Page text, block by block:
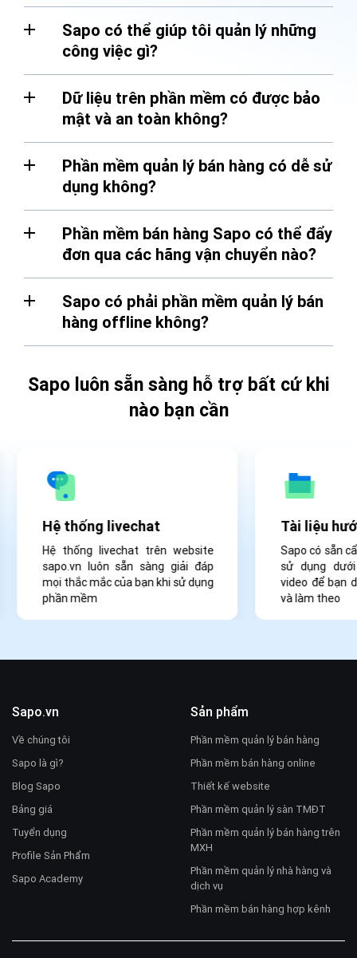
Sapo có thể giúp tôi quản lý những
công việc gì?
Dữ liệu trên phần mềm có được bảo
mật và an toàn không?
Phần mềm quản lý bán hàng có dễ sử
dụng không?
Phần mềm bán hàng Sapo có thể đẩy
đơn qua các hãng vận chuyển nào?
Sapo có phải phần mềm quản lý bán
hàng offline không?
Sapo luôn sẵn sàng hỗ trợ bất cứ khi
nào bạn cần
Hệ thống livechat
Hệ thống livechat trên website
sapo.vn luôn sẵn sàng giải đáp
mọi thắc mắc của bạn khi sử dụng
phần mềm
Tài liệu
Sapo có sẵn
sử dụng
video để bạn
và làm theo
Sapo.vn
Về chúng tôi
Sapo là gì?
Blog Sapo
Bảng giá
Tuyển dụng
Profile Sản Phẩm
Sapo Academy
Sản phẩm
Phần mềm quản lý bán hàng
Phần mềm bán hàng online
Thiết kế website
Phần mềm quản lý sàn TMĐT
Phần mềm quản lý bán hàng trên
MXH
Phần mềm quản lý nhà hàng và
dịch vụ
Phần mềm bán hàng hợp kênh